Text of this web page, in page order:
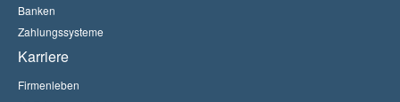
Banken
Zahlungssysteme
Karriere
Firmenleben